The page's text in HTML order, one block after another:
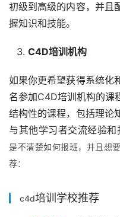
初级到高级的内容，并且
握知识和技能。
C4D培训机构
如果你更希望获得系统化
名参加C4D培训机构的课
结构性的课程，包括理论
与其他学习者交流经验和
是不清楚如何报班， 并且想
荐：
c4d培训学校推荐